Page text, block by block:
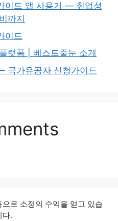
이드 앱 사용기 — 취업성
까지
이드
랫폼 | 베스트줄눈 소개
국가유공자 신청가이드
로 소정의 수익을 얻고 있습
다.